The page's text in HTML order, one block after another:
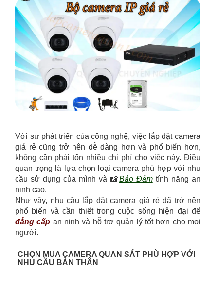
Với sự phát triển của công nghệ, việc lắp đặt camera
giá rẻ cũng trở nên dễ dàng hơn và phổ biến hơn,
không cần phải tốn nhiều chi phí cho việc này. Điều
quan trọng là lựa chọn loại camera phù hợp với nhu
cầu sử dụng của mình và 📸Bảo Đảmtính năng an
ninh cao.
Như vậy, nhu cầu lắp đặt camera giá rẻ đã trở nên
phổ biến và cần thiết trong cuộc sống hiện đại để
đẳng cấp an ninh và hỗ trợ quản lý tốt hơn cho mọi
người.
CHỌN MUA CAMERA QUAN SÁT PHÙ HỢP VỚI
NHU CẦU BẢN THÂN